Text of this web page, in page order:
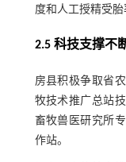
度和人工授精受胎
2.5 科技支撑不
房县积极争取省
牧技术推广总站
畜牧兽医研究所
作站。